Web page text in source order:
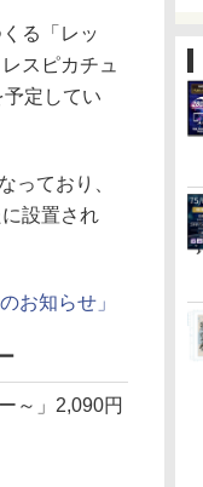
る「レッ
スピカチュ
定してい
っており、
設置され
お知らせ」
～」2,090円